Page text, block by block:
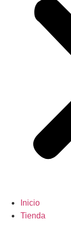
Inicio
Tienda